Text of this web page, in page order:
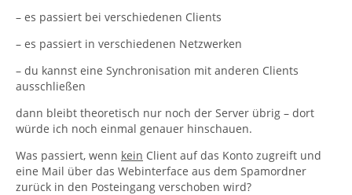
– es passiert bei verschiedenen Clients
– es passiert in verschiedenen Netzwerken
– du kannst eine Synchronisation mit anderen Clients
ausschließen
dann bleibt theoretisch nur noch der Server übrig – dort
würde ich noch einmal genauer hinschauen.
Was passiert, wenn kein Client auf das Konto zugreift und
eine Mail über das Webinterface aus dem Spamordner
zurück in den Posteingang verschoben wird?